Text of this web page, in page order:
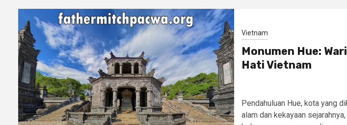
Vietnam
Monumen Hue:
Hati Vietnam
Pendahuluan Hue, kota yang
alam dan kekayaan